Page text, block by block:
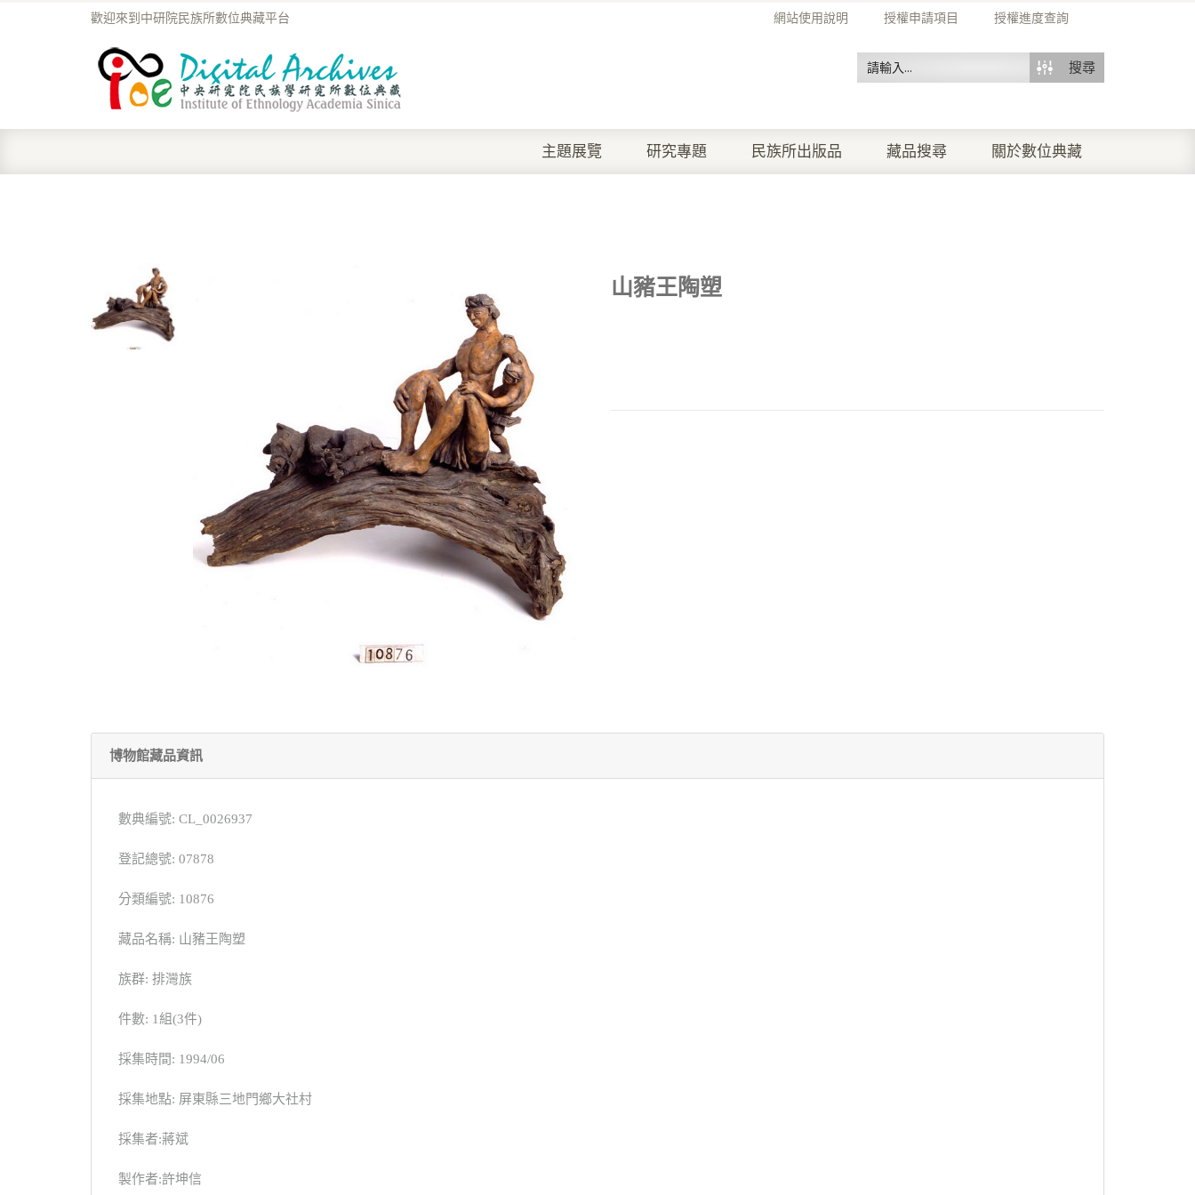
網站使用說明 授權申請項目 授權進度查詢
歡迎來到中研院民族所數位典藏平台
搜尋
主題展覽 研究專題 民族所出版品 藏品搜尋 關於數位典藏
山豬王陶塑
博物館藏品資訊
數典編號: CL_0026937
登記總號: 07878
分類編號: 10876
藏品名稱: 山豬王陶塑
族群: 排灣族
件數: 1組(3件)
採集時間: 1994/06
採集地點: 屏東縣三地門鄉大社村
採集者:蔣斌
製作者:許坤信